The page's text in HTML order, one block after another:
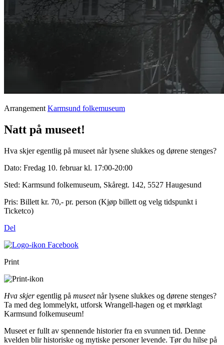
Arrangement Karmsund folkemuseum
Natt på museet!
Hva skjer egentlig på museet når lysene slukkes og dørene stenges?
Dato: Fredag 10. februar kl. 17:00-20:00
Sted: Karmsund folkemuseum, Skåregt. 142, 5527 Haugesund
Pris: Billett kr. 70,- pr. person (Kjøp billett og velg tidspunkt i
Ticketco)
Del
Print
Hva skjeregentlig på museetnår lysene slukkes og dørene stenges?
Ta med deg lommelykt, utforsk Wrangell-hagen og et mørklagt
Karmsund folkemuseum!
Museet er fullt av spennende historier fra en svunnen tid. Denne
kvelden blir historiske og mytiske personer levende. Tør du hilse på